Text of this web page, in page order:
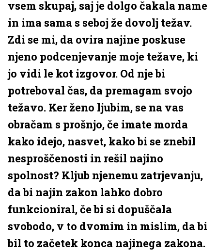
vsem skupaj, saj je dolgo čakala name
in ima sama s seboj že dovolj težav.
Zdi se mi, da ovira najine poskuse
njeno podcenjevanje moje težave, ki
jo vidi le kot izgovor. Od nje bi
potreboval čas, da premagam svojo
težavo. Ker ženo ljubim, se na vas
obračam s prošnjo, če imate morda
kako idejo, nasvet, kako bi se znebil
nesproščenosti in rešil najino
spolnost? Kljub njenemu zatrjevanju,
da bi najin zakon lahko dobro
funkcioniral, če bi si dopuščala
svobodo, v to dvomim in mislim, da bi
bil to začetek konca najinega zakona.